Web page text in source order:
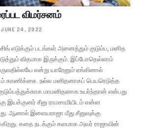
விமர்சனம்
JUNE 24, 2022
எடுக்கும் படங்கள் அனைத்தும் குடும்ப, மனித
விதமாக இருக்கும். இப்போதெல்லாம்
என்று யாரேனும் ஏங்கினால்
காணிக்கை. நல்ல மனிதனாகப் பெயரெடுத்த
மாமனிதனாக உயர்ந்தான் என்பது
இயக்குனர் சீனு ராமசாமியிடம் என்ன
ஆனால் இளையராஜா மீது சீனுவுக்கு
கதை நடக்கும் களமாக அவர் ராஜாவின்